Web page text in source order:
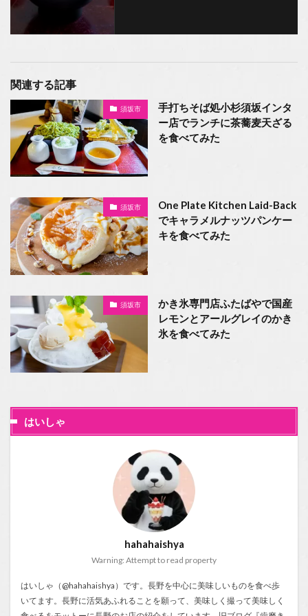
関連する記事
須坂市
手打ちそば処小杉須坂インタ
ー店でランチに茶蕎麦天ざる
を食べてみた
須坂市
One Plate Kitchen Laid-Back
でキャラメルナッツパンケー
キを食べてみた
須坂市
かき氷専門店ふたばやで国産
レモンとアールグレイのかき
氷を食べてみた
はいしゃ
hahahaishya
Warning: Attempt to read property
はいしゃ（@hahahaishya）です。長野を中心に美味しいものを食べ歩
いてます。長野に活気あふれることを願って、美味しく撮って美味しく